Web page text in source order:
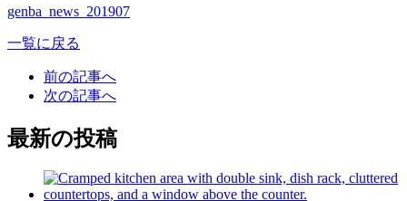
genba_news_201907
一覧に戻る
前の記事へ
次の記事へ
最新の投稿